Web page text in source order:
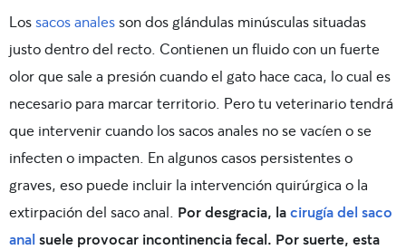
Lossacos analesson dos glándulas minúsculas situadas
justo dentro del recto. Contienen un fluido con un fuerte
olor que sale a presión cuando el gato hace caca, lo cual es
necesario para marcar territorio. Pero tu veterinario tendrá
que intervenir cuando los sacos anales no se vacíen o se
infecten o impacten. En algunos casos persistentes o
graves, eso puede incluir la intervención quirúrgica o la
extirpación del saco anal. Por desgracia, lacirugía del saco
anal suele provocar incontinencia fecal. Por suerte, esta